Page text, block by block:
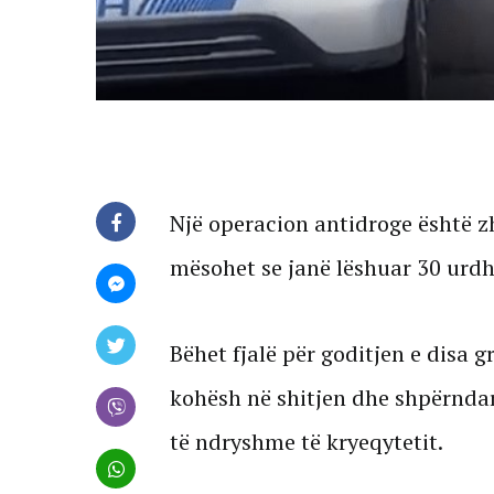
Një operacion antidroge është
mësohet se janë lëshuar 30
Bëhet fjalë për goditjen e disa
kohësh në shitjen dhe
të ndryshme të kryeqytetit.